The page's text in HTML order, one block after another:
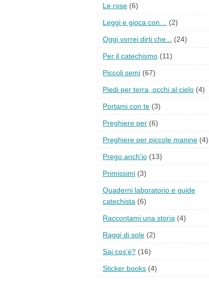
Le rose (6)
Leggi e gioca con… (2)
Oggi vorrei dirti che... (24)
Per il catechismo (11)
Piccoli semi (67)
Piedi per terra, occhi al cielo (4)
Portami con te (3)
Preghiere per (6)
Preghiere per piccole manine (4)
Prego anch'io (13)
Primissimi (3)
Quaderni laboratorio e guide
catechista (6)
Raccontami una storia (4)
Raggi di sole (2)
Sai cos'è? (16)
Sticker books (4)